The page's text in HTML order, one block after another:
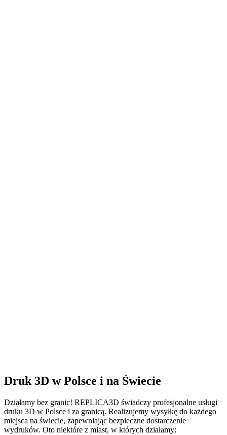
Druk 3D w Polsce i na Świecie
Działamy bez granic! REPLICA3D świadczy profesjonalne usługi
druku 3D w Polsce i za granicą. Realizujemy wysyłkę do każdego
miejsca na świecie, zapewniając bezpieczne dostarczenie
wydruków. Oto niektóre z miast, w których działamy: